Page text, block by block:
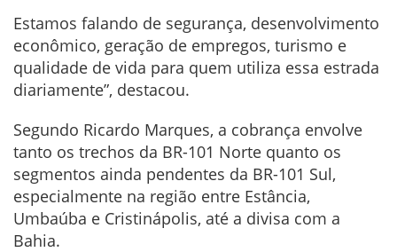
Estamos falando de segurança, desenvolvimento
econômico, geração de empregos, turismo e
qualidade de vida para quem utiliza essa estrada
diariamente”, destacou.
Segundo Ricardo Marques, a cobrança envolve
tanto os trechos da BR-101 Norte quanto os
segmentos ainda pendentes da BR-101 Sul,
especialmente na região entre Estância,
Umbaúba e Cristinápolis, até a divisa com a
Bahia.